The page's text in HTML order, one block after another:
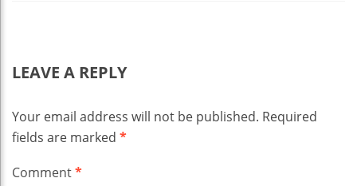
LEAVE A REPLY
Your email address will not be published. Required
fields are marked *
Comment*